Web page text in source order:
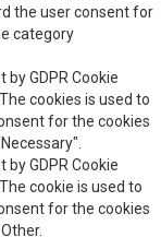
the user consent for
category
by GDPR Cookie
cookies is used to
for the cookies
by GDPR Cookie
cookie is used to
for the cookies